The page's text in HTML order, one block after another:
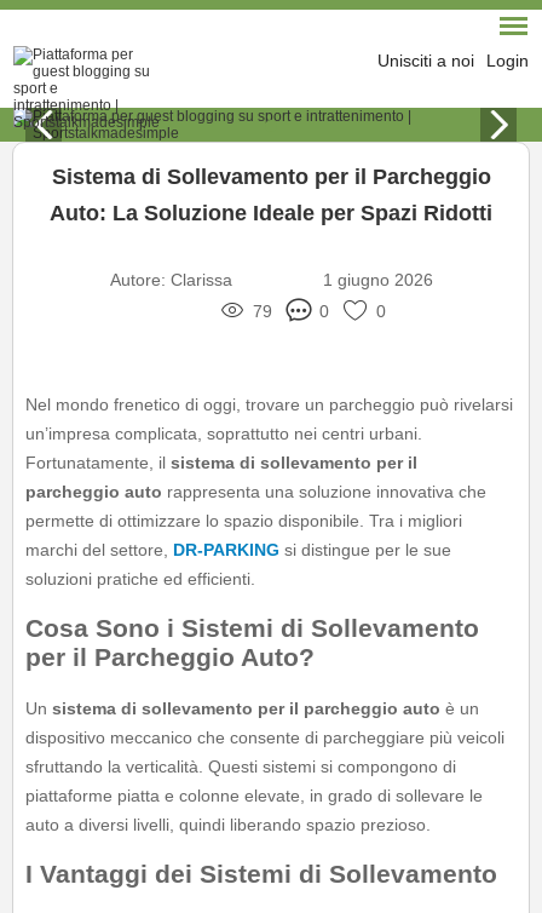
Unisciti a noi Login
Sistema di Sollevamento per il Parcheggio
Auto: La Soluzione Ideale per Spazi Ridotti
Autore: Clarissa
1 giugno 2026
79
0 0
Nel mondo frenetico di oggi, trovare un parcheggio può rivelarsi
un’impresa complicata, soprattutto nei centri urbani.
Fortunatamente, ilsistema di sollevamento per il
parcheggio auto rappresenta una soluzione innovativa che
permette di ottimizzare lo spazio disponibile. Tra i migliori
marchi del settore, DR-PARKING si distingue per le sue
soluzioni pratiche ed efficienti.
Cosa Sono i Sistemi di Sollevamento
per il Parcheggio Auto?
Unsistema di sollevamento per il parcheggio auto è un
dispositivo meccanico che consente di parcheggiare più veicoli
sfruttando la verticalità. Questi sistemi si compongono di
piattaforme piatta e colonne elevate, in grado di sollevare le
auto a diversi livelli, quindi liberando spazio prezioso.
I Vantaggi dei Sistemi di Sollevamento